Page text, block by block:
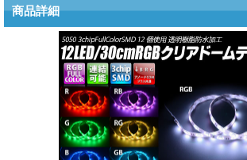
商品詳細